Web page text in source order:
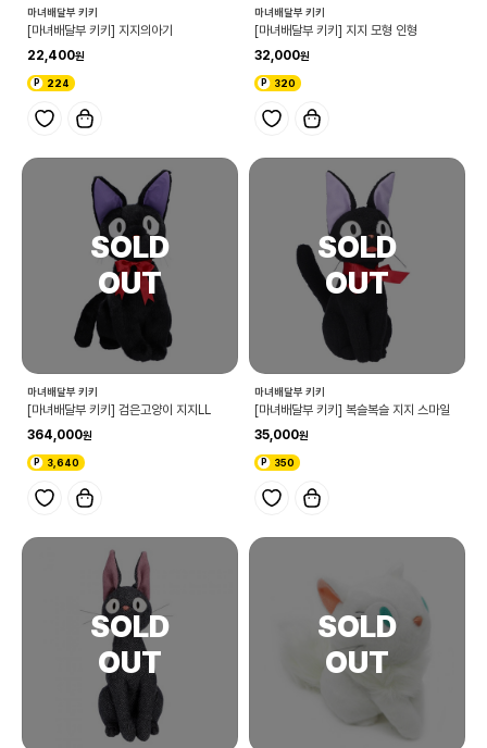
마녀배달부 키키
[마녀배달부 키키] 지지의아기
22,400
224
마녀배달부 키키
[마녀배달부 키키] 지지 모형 인형
32,000
320
마녀배달부 키키
[마녀배달부 키키] 검은고양이 지지LL
364,000
3,640
마녀배달부 키키
[마녀배달부 키키] 복슬복슬 지지 스마일
35,000
350